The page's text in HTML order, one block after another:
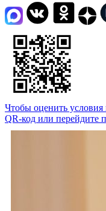
Чтобы оценить условия
QR-код или перейдите